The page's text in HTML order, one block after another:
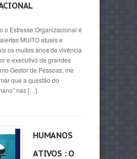
o Estresse Organizacional é
MUITO atuais e
os muitos anos de vivência
e executivo de grandes
Gestor de Pessoas, me
que a questão do
nas […]
HUMANOS
ATIVOS : O